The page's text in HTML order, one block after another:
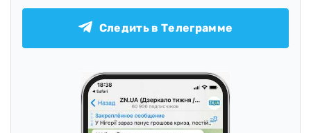
Следить в Телеграмме